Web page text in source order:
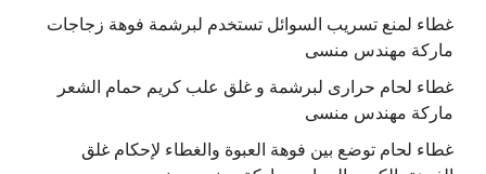
غطاء لمنع تسريب السوائل تستخدم لبرشمة فوهة زجاجات
ماركة مهندس منسى
غطاء لحام حرارى لبرشمة و غلق علب كريم حمام الشعر
ماركة مهندس منسى
غطاء لحام توضع بين فوهة العبوة والغطاء لإحكام غلق